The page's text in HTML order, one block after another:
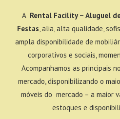
A Rental Facility – Aluguel
Festas, alia, alta qualidade,
ampla disponibilidade de
corporativos e sociais,
Acompanhamos as principais
mercado, disponibilizando o
móveis do mercado – a maior
estoques e